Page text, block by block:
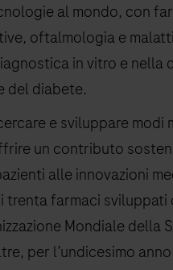
al mondo, con
oftalmologia e
in vitro e
del diabete.
e sviluppare modi
un contributo
alle innovazioni
farmaci sviluppati
Mondiale
per l’undicesimo